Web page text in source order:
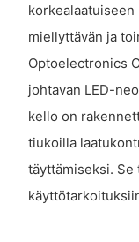
miellyttävän ja
Optoelectronics
johtavan LED-
kello on
tiukoilla
täyttämiseksi.